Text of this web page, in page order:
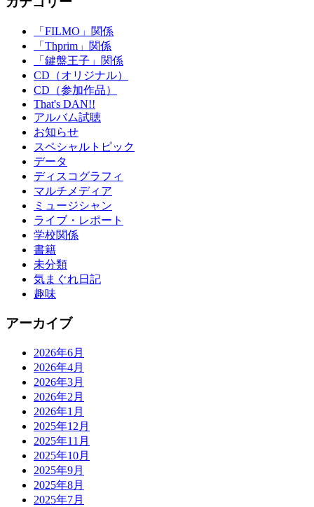
「FILMO」関係
「Thprim」関係
「鍵盤王子」関係
CD（オリジナル）
CD（参加作品）
That's DAN!!
アルバム試聴
お知らせ
スペシャルトピック
データ
ディスコグラフィ
マルチメディア
ミュージシャン
ライブ・レポート
学校関係
書籍
未分類
気まぐれ日記
趣味
アーカイブ
2026年6月
2026年4月
2026年3月
2026年2月
2026年1月
2025年12月
2025年11月
2025年10月
2025年9月
2025年8月
2025年7月